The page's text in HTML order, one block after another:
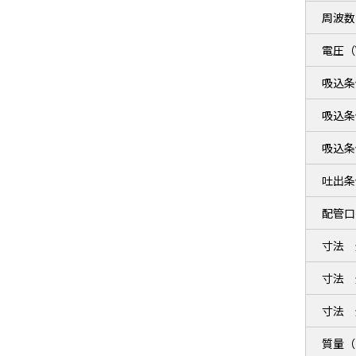
周波
電圧
吸込
吸込
吸込
吐出
配管
寸法
寸法
寸法
質量